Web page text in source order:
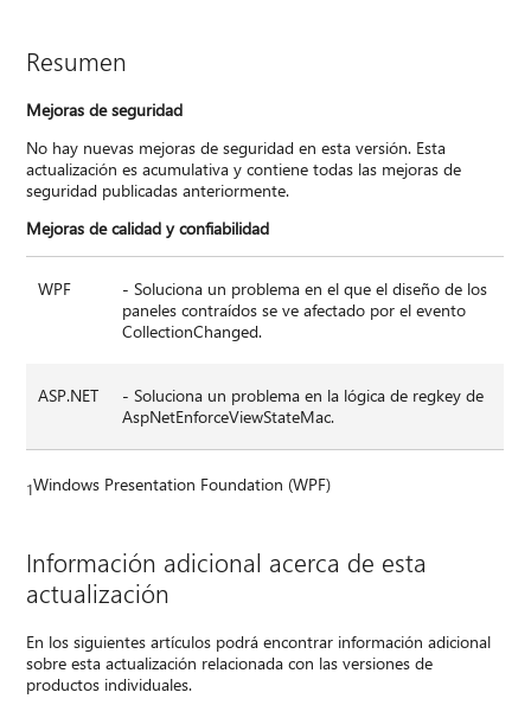
Resumen
Mejoras de seguridad
No hay nuevas mejoras de seguridad en esta versión. Esta
actualización es acumulativa y contiene todas las mejoras de
seguridad publicadas anteriormente.
Mejoras de calidad y confiabilidad
WPF
- Soluciona un problema en el que el diseño de los
paneles contraídos se ve afectado por el evento
CollectionChanged.
ASP.NET
- Soluciona un problema en la lógica de regkey de
AspNetEnforceViewStateMac.
1Windows Presentation Foundation (WPF)
Información adicional acerca de esta
actualización
En los siguientes artículos podrá encontrar información adicional
sobre esta actualización relacionada con las versiones de
productos individuales.